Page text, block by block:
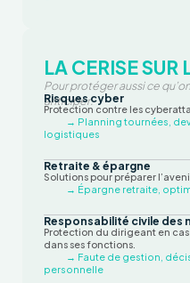
LA CERISE SUR
Pour protéger aussi ce
anticiper.
Risques cyber
Protection contre les
→ Planning tournées,
logistiques
Retraite & épargne
Solutions pour préparer
→ Épargne retraite,
Responsabilité civile des
Protection du dirigeant en
dans ses fonctions.
→ Faute de gestion,
personnelle